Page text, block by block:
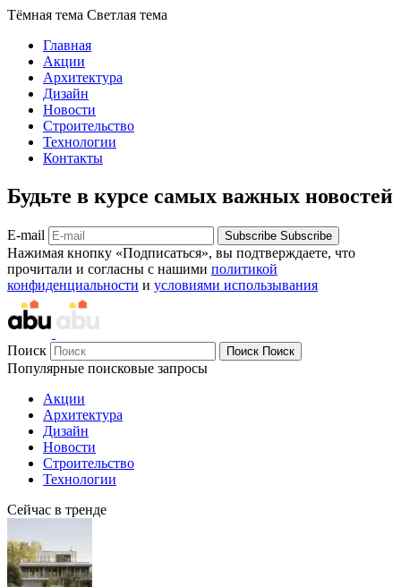
Тёмная тема Светлая тема
Главная
Акции
Архитектура
Дизайн
Новости
Строительство
Технологии
Контакты
Будьте в курсе самых важных новостей
E-mail Subscribe Subscribe
Нажимая кнопку «Подписаться», вы подтверждаете, что
прочитали и согласны с нашими политикой
конфиденциальности и условиями использывания
Поиск Поиск Поиск
Популярные поисковые запросы
Акции
Архитектура
Дизайн
Новости
Строительство
Технологии
Сейчас в тренде